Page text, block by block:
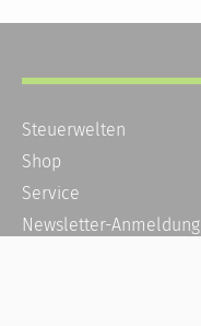
Steuerwelten
Shop
Service
Newsletter-Anmeldung